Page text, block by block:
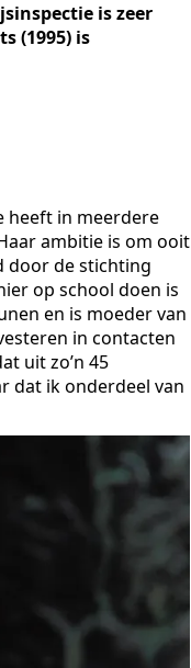
is zeer
(1995) is
heeft in meerdere
ambitie is om ooit
door de stichting
op school doen is
en is moeder van
in contacten
uit zo’n 45
dat ik onderdeel van